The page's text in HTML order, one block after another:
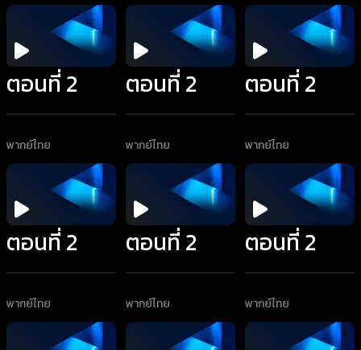
ตอนที่ 2
พากย์ไทย
ตอนที่ 2
พากย์ไทย
ตอนที่ 2
พากย์ไทย
ตอนที่ 2
พากย์ไทย
ตอนที่ 2
พากย์ไทย
ตอนที่ 2
พากย์ไทย